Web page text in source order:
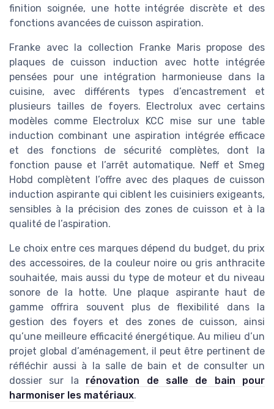
finition soignée, une hotte intégrée discrète et des
fonctions avancées de cuisson aspiration.
Franke avec la collection Franke Maris propose des
plaques de cuisson induction avec hotte intégrée
pensées pour une intégration harmonieuse dans la
cuisine, avec différents types d’encastrement et
plusieurs tailles de foyers. Electrolux avec certains
modèles comme Electrolux KCC mise sur une table
induction combinant une aspiration intégrée efficace
et des fonctions de sécurité complètes, dont la
fonction pause et l’arrêt automatique. Neff et Smeg
Hobd complètent l’offre avec des plaques de cuisson
induction aspirante qui ciblent les cuisiniers exigeants,
sensibles à la précision des zones de cuisson et à la
qualité de l’aspiration.
Le choix entre ces marques dépend du budget, du prix
des accessoires, de la couleur noire ou gris anthracite
souhaitée, mais aussi du type de moteur et du niveau
sonore de la hotte. Une plaque aspirante haut de
gamme offrira souvent plus de flexibilité dans la
gestion des foyers et des zones de cuisson, ainsi
qu’une meilleure efficacité énergétique. Au milieu d’un
projet global d’aménagement, il peut être pertinent de
réfléchir aussi à la salle de bain et de consulter un
dossier sur la rénovation de salle de bain pour
harmoniser les matériaux.